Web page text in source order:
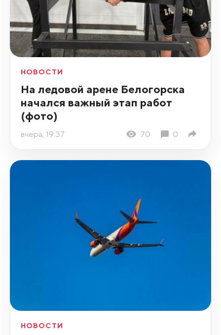
НОВОСТИ
На ледовой арене Белогорска
начался важный этап работ
(фото)
вчера, 19:37 70 0
НОВОСТИ